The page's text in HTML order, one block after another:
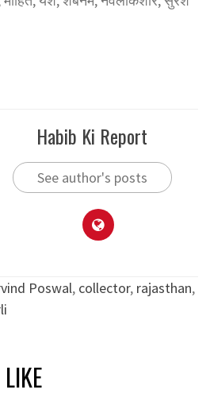
Habib Ki Report
See author's posts
Poswal, collector, rajasthan,